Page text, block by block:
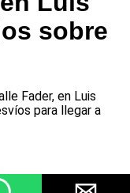
sobre
Fader, en Luis
para llegar a